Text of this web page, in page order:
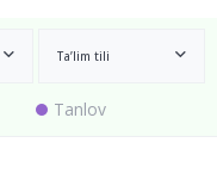
Ta’lim tili
Tanlov